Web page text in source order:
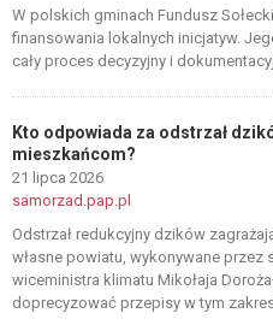
W polskich gminach Fundusz
finansowania lokalnych inicjatyw.
cały proces decyzyjny i
Kto odpowiada za odstrzał
mieszkańcom?
21 lipca 2026
samorzad.pap.pl
Odstrzał redukcyjny dzików
własne powiatu, wykonywane
wiceministra klimatu Mikołaja
doprecyzować przepisy w tym